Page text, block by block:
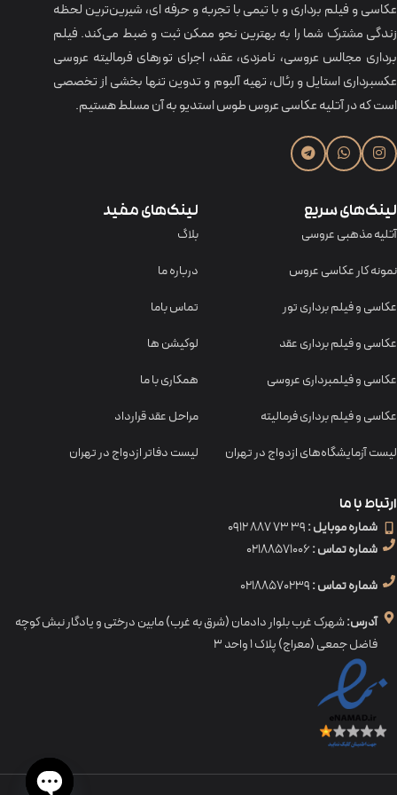
عکاسی و فیلم برداری و با تیمی با تجربه و حرفه‌ ای، شیرین‌ترین لحظه
زندگی مشترک شما را به بهترین نحو ممکن ثبت و ضبط می‌کند. فیلم
برداری مجالس عروسی، نامزدی، عقد، اجرای تورهای فرمالیته عروسی
عکسبرداری استایل و رئال، تهیه آلبوم و تدوین تنها بخشی از تخصصی
است که در آتلیه عکاسی عروس طوس استدیو به آن مسلط هستیم.
لینک‌های سریع
آتلیه مذهبی عروسی
نمونه کار عکاسی عروس
عکاسی و فیلم برداری تور
عکاسی و فیلم برداری عقد
عکاسی و فیلمبرداری عروسی
عکاسی و فیلم برداری فرمالیته
لیست آزمایشگاه‌های ازدواج در تهران
لینک‌های مفید
بلاگ
درباره ما
تماس باما
لوکیشن ها
همکاری با ما
مراحل عقد قرارداد
لیست دفاتر ازدواج در تهران
ارتباط با ما
شماره موبایل :
شماره تماس :
شماره تماس :
آدرس:شهرک غرب بلوار دادمان (شرق به غرب) مابین درختی و یادگار نبش کوچه
فاضل جمعی (معراج) پلاک ۱ واحد ۳